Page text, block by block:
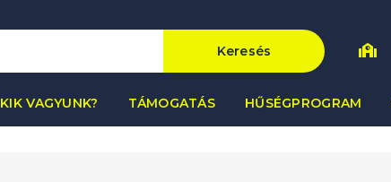
Keresés
KIK VAGYUNK? TÁMOGATÁS HŰSÉGPROGRAM